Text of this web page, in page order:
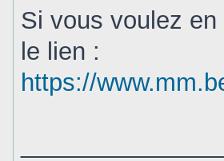
Si vous voulez
le lien :
https://